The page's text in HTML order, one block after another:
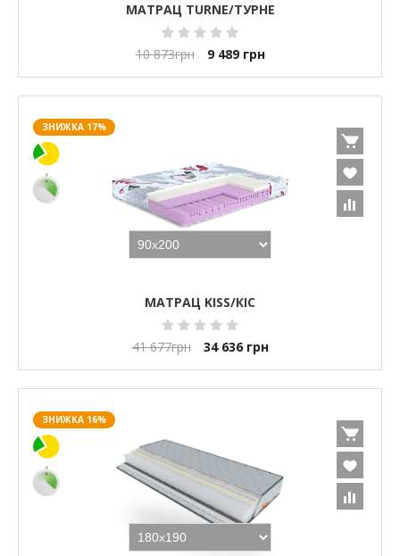
МАТРАЦ TURNE/ТУРНЕ
10 873грн 9 489 грн
ЗНИЖКА 17%
МАТРАЦ KISS/КІС
41 677грн 34 636 грн
ЗНИЖКА 16%